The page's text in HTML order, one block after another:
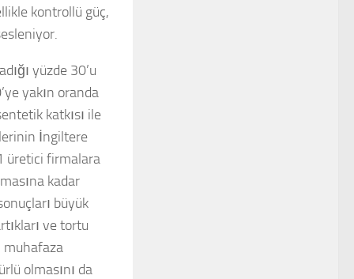
kontrollü güç,
yüzde 30’u
yakın oranda
katkısı ile
İngiltere
üretici firmalara
kadar
büyük
ve tortu
muhafaza
olmasını da